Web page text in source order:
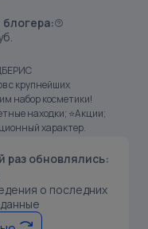
с крупнейших
набор косметики!
находки; ⭐Акции;
характер.
раз обновлялись:
о последних